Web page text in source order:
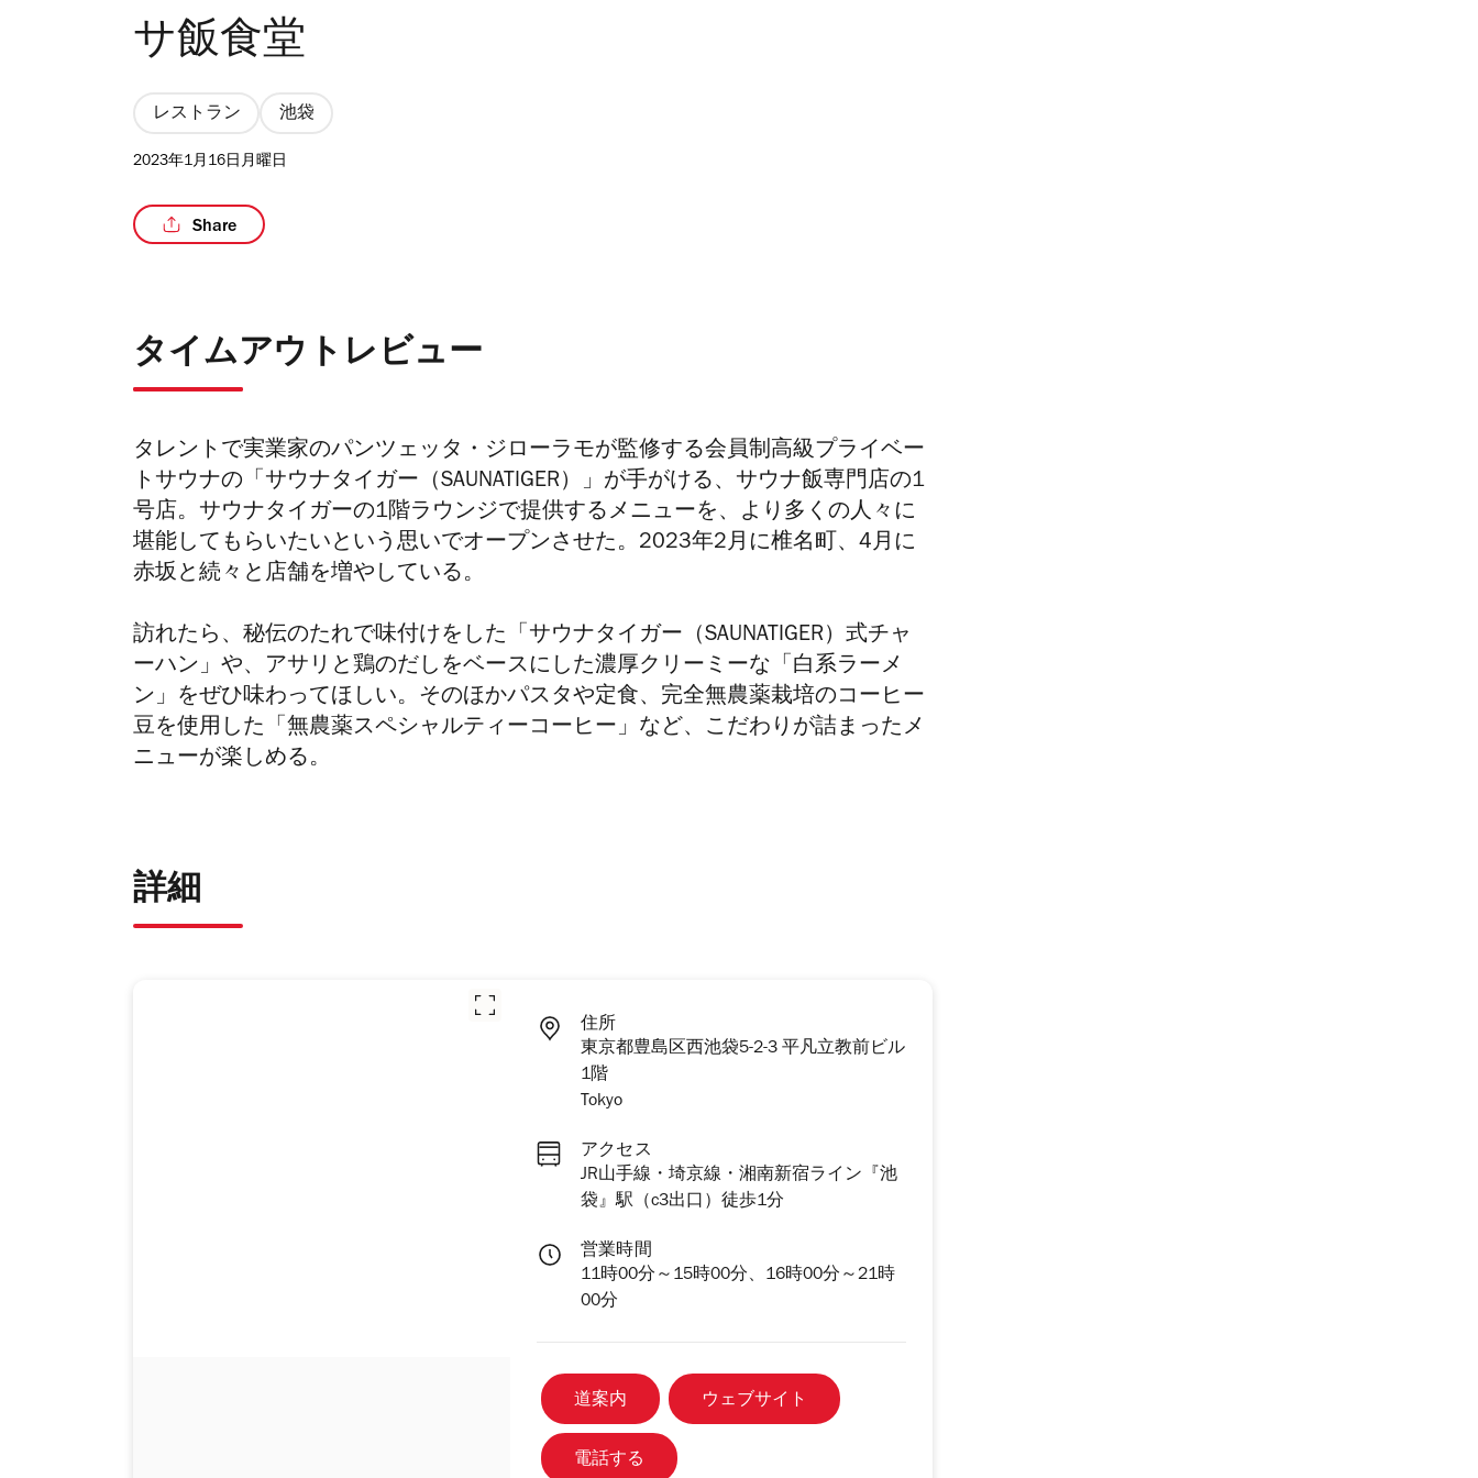
サ飯食堂
レストラン 池袋
2023年1月16日月曜日
Share
タイムアウトレビュー
タレントで実業家のパンツェッタ・ジローラモが監修する会員制高級プライベー
トサウナの「サウナタイガー（SAUNATIGER）」が手がける、サウナ飯専門店の1
号店。サウナタイガーの1階ラウンジで提供するメニューを、より多くの人々に
堪能してもらいたいという思いでオープンさせた。2023年2月に椎名町、4月に
赤坂と続々と店舗を増やしている。
訪れたら、秘伝のたれで味付けをした「サウナタイガー（SAUNATIGER）式チャ
ーハン」や、アサリと鶏のだしをベースにした濃厚クリーミーな「白系ラーメ
ン」をぜひ味わってほしい。そのほかパスタや定食、完全無農薬栽培のコーヒー
豆を使用した「無農薬スペシャルティーコーヒー」など、こだわりが詰まったメ
ニューが楽しめる。
詳細
住所
東京都豊島区西池袋5-2-3 平凡立教前ビル
1階
Tokyo
アクセス
JR山手線・埼京線・湘南新宿ライン『池
袋』駅（c3出口）徒歩1分
営業時間
11時00分～15時00分、16時00分～21時
00分
道案内 ウェブサイト
電話する